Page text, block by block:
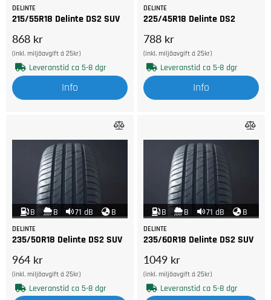
DELINTE
215/55R18 Delinte DS2 SUV
868 kr
(inkl. miljöavgift á 25kr)
Leveranstid ca 5-8 dgr
Info
DELINTE
225/45R18 Delinte DS2
788 kr
(inkl. miljöavgift á 25kr)
Leveranstid ca 5-8 dgr
Info
B B 71 dB B
DELINTE
235/50R18 Delinte DS2 SUV
964 kr
(inkl. miljöavgift á 25kr)
Leveranstid ca 5-8 dgr
B B 71 dB B
DELINTE
235/60R18 Delinte DS2 SUV
1049 kr
(inkl. miljöavgift á 25kr)
Leveranstid ca 5-8 dgr